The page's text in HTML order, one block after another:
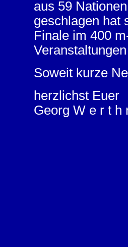
aus 59
geschlagen hat
Finale im 400
Soweit kurze
herzlichst Euer
Georg W e r t h